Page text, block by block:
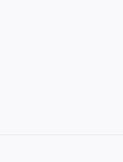
智能監視系統